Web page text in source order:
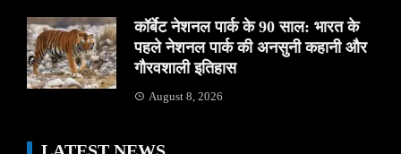
कॉर्बेट नेशनल पार्क के 90 साल: भारत के
पहले नेशनल पार्क की अनसुनी कहानी और
गौरवशाली इतिहास
August 8, 2026